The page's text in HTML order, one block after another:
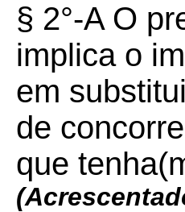
§ 2°-A O
implica o
em
de
que